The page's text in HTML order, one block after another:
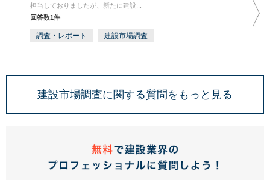
担当しておりましたが、新たに建設...
回答数1件
調査・レポート 建設市場調査
建設市場調査に関する質問をもっと見る